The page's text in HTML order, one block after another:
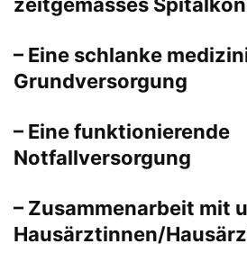
– Eine schlanke
Grundversorgung
– Eine funktionierende
Notfallversorgung
– Zusammenarbeit mit
Hausärztinnen/